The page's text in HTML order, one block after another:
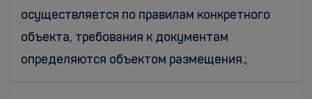
осуществляется по правилам конкретного
объекта, требования к документам
определяются объектом размещения.;